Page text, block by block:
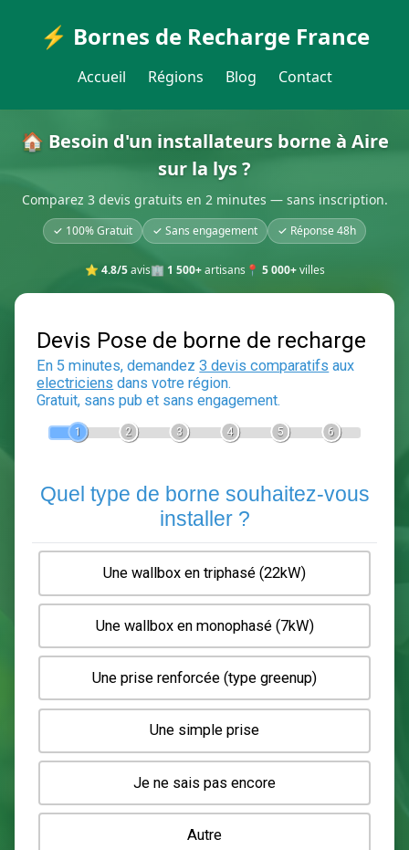
⚡ Bornes de Recharge France
Accueil Régions Blog Contact
🏠 Besoin d'un installateurs borne à Aire
sur la lys ?
Comparez 3 devis gratuits en 2 minutes — sans inscription.
✓ 100% Gratuit ✓ Sans engagement ✓ Réponse 48h
⭐ 4.8/5avis🏢 1 500+artisans 📍 5 000+villes
Devis Pose de borne de
En 5 minutes, demandez3 devis comparatifs
Gratuit, sans pub et sans engagement.
2 3 6
Quel type de borne souhaitez-
installer ?
Une wallbox en triphasé (22kW)
Une wallbox en monophasé (7kW)
Une prise renforcée (type greenup)